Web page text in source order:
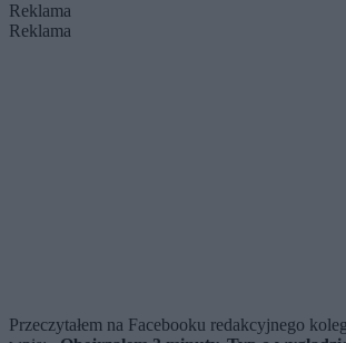
Reklama
Reklama
Przeczytałem na Facebooku redakcyjnego